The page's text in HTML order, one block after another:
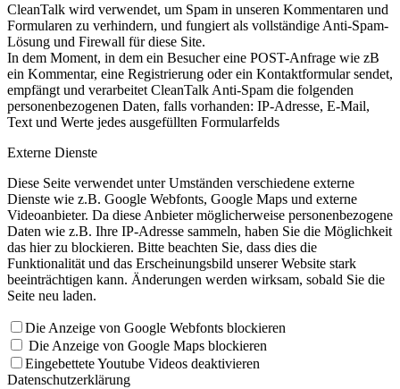
CleanTalk wird verwendet, um Spam in unseren Kommentaren und
Formularen zu verhindern, und fungiert als vollständige Anti-Spam-
Lösung und Firewall für diese Site.
In dem Moment, in dem ein Besucher eine POST-Anfrage wie zB
ein Kommentar, eine Registrierung oder ein Kontaktformular sendet,
empfängt und verarbeitet CleanTalk Anti-Spam die folgenden
personenbezogenen Daten, falls vorhanden: IP-Adresse, E-Mail,
Text und Werte jedes ausgefüllten Formularfelds
Externe Dienste
Diese Seite verwendet unter Umständen verschiedene externe
Dienste wie z.B. Google Webfonts, Google Maps und externe
Videoanbieter. Da diese Anbieter möglicherweise personenbezogene
Daten wie z.B. Ihre IP-Adresse sammeln, haben Sie die Möglichkeit
das hier zu blockieren. Bitte beachten Sie, dass dies die
Funktionalität und das Erscheinungsbild unserer Website stark
beeinträchtigen kann. Änderungen werden wirksam, sobald Sie die
Seite neu laden.
Die Anzeige von Google Webfonts blockieren
Die Anzeige von Google Maps blockieren
Eingebettete Youtube Videos deaktivieren
Datenschutzerklärung